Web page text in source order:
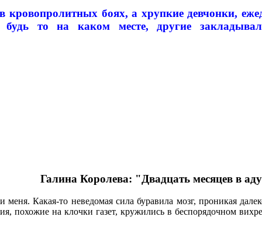
боях, а хрупкие девчонки,
то на каком месте, другие
Галина Королева: "Двадцать месяцев в
Какая-то неведомая сила буравила мозг, проникая
похожие на клочки газет, кружились в беспорядочном